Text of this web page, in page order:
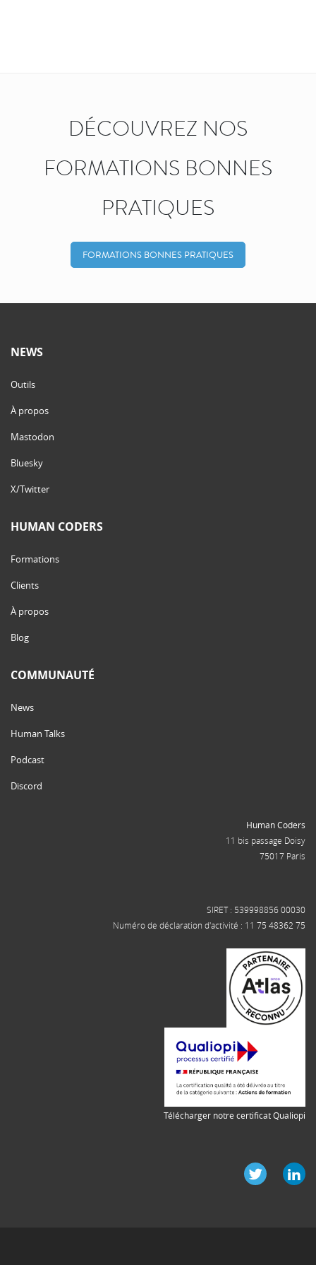
DÉCOUVREZ NOS
FORMATIONS BONNES
PRATIQUES
FORMATIONS BONNES PRATIQUES
NEWS
Outils
À propos
Mastodon
Bluesky
X/Twitter
HUMAN CODERS
Formations
Clients
À propos
Blog
COMMUNAUTÉ
News
Human Talks
Podcast
Discord
Human Coders
11 bis passage Doisy
75017 Paris
SIRET : 539998856 00030
Numéro de déclaration d'activité : 11 75 48362 75
Télécharger notre certificat Qualiopi